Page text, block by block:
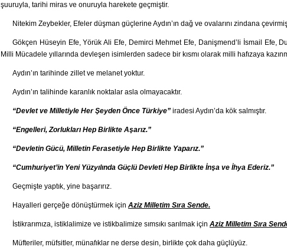
şuuruyla, tarihi miras ve onuruyla harekete geçmiştir.
Nitekim Zeybekler, Efeler düşman güçlerine Aydın’ın dağ ve ovalarını zindana
Gökçen Hüseyin Efe, Yörük Ali Efe, Demirci Mehmet Efe, Danişmend’li İsmail Efe,
Milli Mücadele yıllarında devleşen isimlerden sadece bir kısmı olarak milli hafızaya
Aydın’ın tarihinde zillet ve melanet yoktur.
Aydın’ın talihinde karanlık noktalar asla olmayacaktır.
“Devlet ve Milletiyle Her Şeyden Önce Türkiye” iradesi Aydın’da kök salmıştır.
“Engelleri, Zorlukları Hep Birlikte Aşarız.”
“Devletin Gücü, Milletin Ferasetiyle Hep Birlikte Yaparız.”
“Cumhuriyet’in Yeni Yüzyılında Güçlü Devleti Hep Birlikte İnşa ve İhya Ederiz.”
Geçmişte yaptık, yine başarırız.
Hayalleri gerçeğe dönüştürmek için Aziz Milletim Sıra Sende.
İstikrarımıza, istiklalimize ve istikbalimize sımsıkı sarılmak için Aziz Milletim Sıra
Müfteriler, müfsitler, münafıklar ne derse desin, birlikte çok daha güçlüyüz.